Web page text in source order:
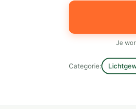
Je
Categorie: